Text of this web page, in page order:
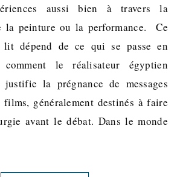
aussi bien à travers la
la peinture ou la performance. Ce
lit dépend de ce qui se passe en
le réalisateur égyptien
justifie la prégnance de messages
films, généralement destinés à faire
avant le débat. Dans le monde